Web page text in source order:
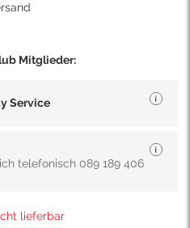
Mitglieder:
Service
telefonisch 089 189 406
lieferbar